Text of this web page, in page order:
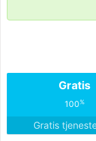
Gratis
100%
Gratis